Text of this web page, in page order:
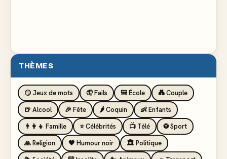
THÈMES
😏 Jeux de mots 🤦 Fails 🎒 École
💑 Couple
🍺 Alcool
🎉 Fête 🌶️ Coquin
👶 Enfants
👨‍👩‍👧 Famille
⭐ Célébrités 📺 Télé
⚽ Sport
🙏 Religion
🖤 Humour noir
🏛️ Politique